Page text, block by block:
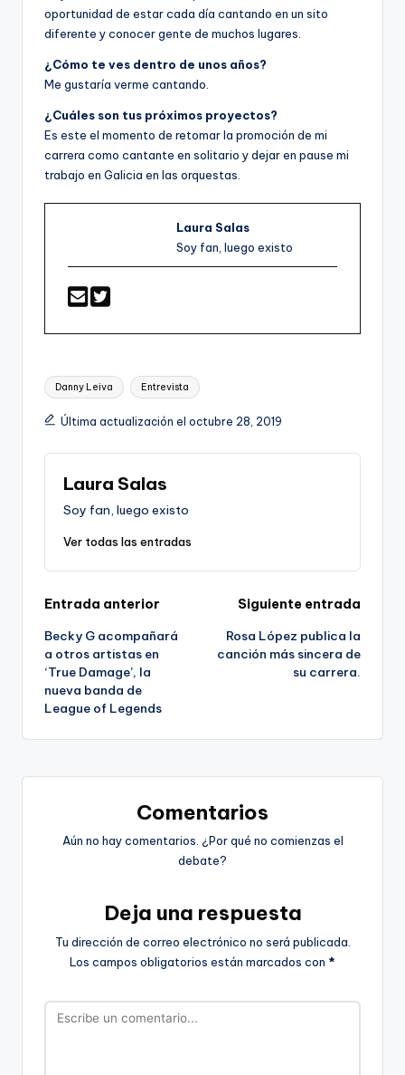
oportunidad de estar cada día cantando en un sito
diferente y conocer gente de muchos lugares.
¿Cómo te ves dentro de unos años?
Me gustaría verme cantando.
¿Cuáles son tus próximos proyectos?
Es este el momento de retomar la promoción de mi
carrera como cantante en solitario y dejar en pause mi
trabajo en Galicia en las orquestas.
Laura Salas
Soy fan, luego existo
Etiquetas:
Danny Leiva Entrevista
Última actualización el octubre 28, 2019
Laura Salas
Soy fan, luego existo
Ver todas las entradas
Navegación
de
entradas
Entrada anterior
Becky G acompañará
a otros artistas en
‘True Damage’, la
nueva banda de
League of Legends
Siguiente entrada
Rosa López publica la
canción más sincera de
su carrera.
Comentarios
Aún no hay comentarios. ¿Por qué no comienzas el
debate?
Deja una respuesta
Tu dirección de correo electrónico no será publicada.
Los campos obligatorios están marcados con *